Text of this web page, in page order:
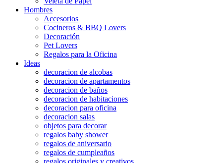
Hombres
Accesorios
Cocineros & BBQ Lovers
Decoración
Pet Lovers
Regalos para la Oficina
Ideas
decoracion de alcobas
decoracion de apartamentos
decoracion de baños
decoracion de habitaciones
decoracion para oficina
decoracion salas
objetos para decorar
regalos baby shower
regalos de aniversario
regalos de cumpleaños
regalos originales y creativos